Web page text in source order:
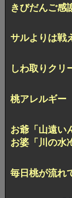
きびだんご
サルよりは戦
しわ取りク
桃アレルギ
お爺「山遠い
お婆「川の
毎日桃が流